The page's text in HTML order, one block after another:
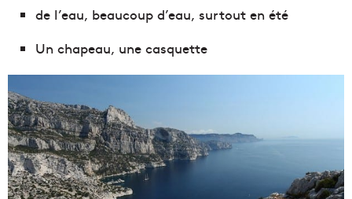
de l’eau, beaucoup d’eau, surtout en été
Un chapeau, une casquette